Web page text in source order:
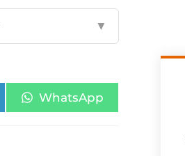
▼
WhatsApp